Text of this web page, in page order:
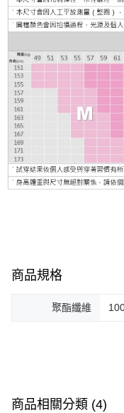
商品規格
聚酯纖維
商品相關分類 (4)